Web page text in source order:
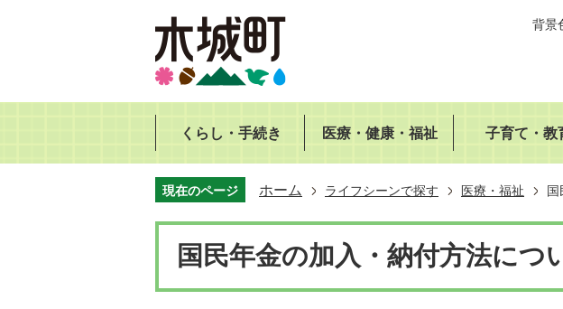
背景
くらし・手続き 医療・健康・福祉 子育て・教
現在のページ ホーム ライフシーンで探す 医療・福祉 国
国民年金の加入・納付方法につ